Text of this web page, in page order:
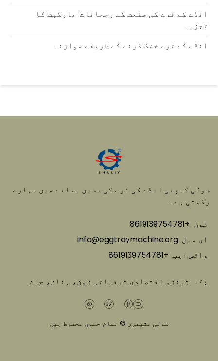
انڈے کے ٹرے کی صنعت کے رجحانات: مارکیٹ کا
تجزیہ
انڈے کے ٹرے خشک کرنے کے طریقے موازنہ
شولی کمپنی انڈے کی ٹرے کی مشین بنانے میں مہارت
رکھتی ہے۔
فون +8619139754781
ای میل info@eggtraymachine.org
واٹس ایپ +8619139754781
پتہ ژینژو اقتصادی ترقیاتی زون، ہنان، چین
شولی مشینری © تمام حقوق محفوظ ہیں